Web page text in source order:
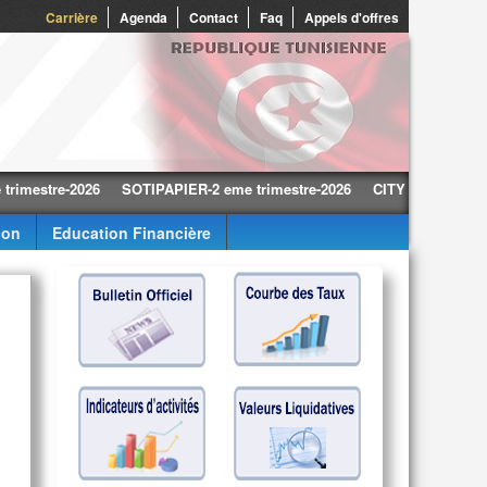
Carrière Agenda Contact Faq Appels d'offres
2026 SOTIPAPIER-2 eme trimestre-2026 CITY CARS-2 eme
Education Financière